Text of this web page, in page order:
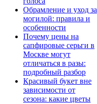
Обрамление и уход за
могилой: правила и
особенности
Почему цены на
сапфировые серьги в
Москве могут
отличаться в разы:
подробный разбор
Красивый букет вне
зависимости от
сезона: какие цветы